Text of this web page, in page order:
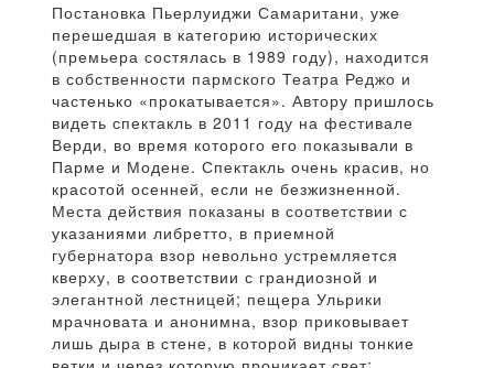
Постановка Пьерлуиджи Самаритани, уже
перешедшая в категорию исторических
(премьера состялась в 1989 году), находится
в собственности пармского Театра Реджо и
частенько «прокатывается». Автору пришлось
видеть спектакль в 2011 году на фестивале
Верди, во время которого его показывали в
Парме и Модене. Спектакль очень красив, но
красотой осенней, если не безжизненной.
Места действия показаны в соответствии с
указаниями либретто, в приемной
губернатора взор невольно устремляется
кверху, в соответствии с грандиозной и
элегантной лестницей; пещера Ульрики
мрачновата и анонимна, взор приковывает
лишь дыра в стене, в которой видны тонкие